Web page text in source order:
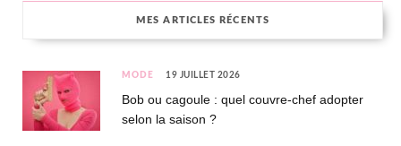
MES ARTICLES RÉCENTS
MODE 19 JUILLET 2026
Bob ou cagoule : quel couvre-chef adopter
selon la saison ?